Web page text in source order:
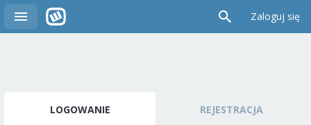
Zaloguj się
LOGOWANIE REJESTRACJA